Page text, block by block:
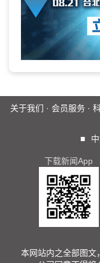
关于我们 · 会员服务·
■
下载新闻App
本网站内之全部图文